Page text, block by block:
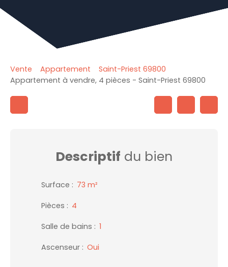
Vente Appartement
Saint-Priest 69800
Appartement à vendre, 4 pièces - Saint-Priest 69800
Descriptif du bien
Surface : 73 m²
Pièces : 4
Salle de bains : 1
Ascenseur : Oui